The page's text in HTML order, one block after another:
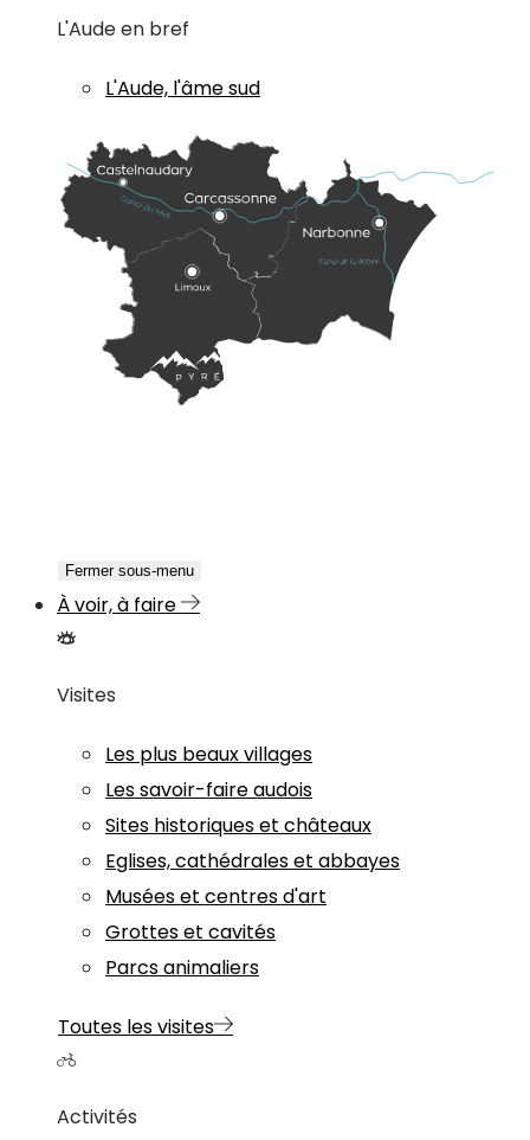
L'Aude en bref
L'Aude, l'âme sud
Fermer sous-menu
À voir, à faire
Visites
Les plus beaux villages
Les savoir-faire audois
Sites historiques et châteaux
Eglises, cathédrales et abbayes
Musées et centres d'art
Grottes et cavités
Parcs animaliers
Toutes les visites
Activités